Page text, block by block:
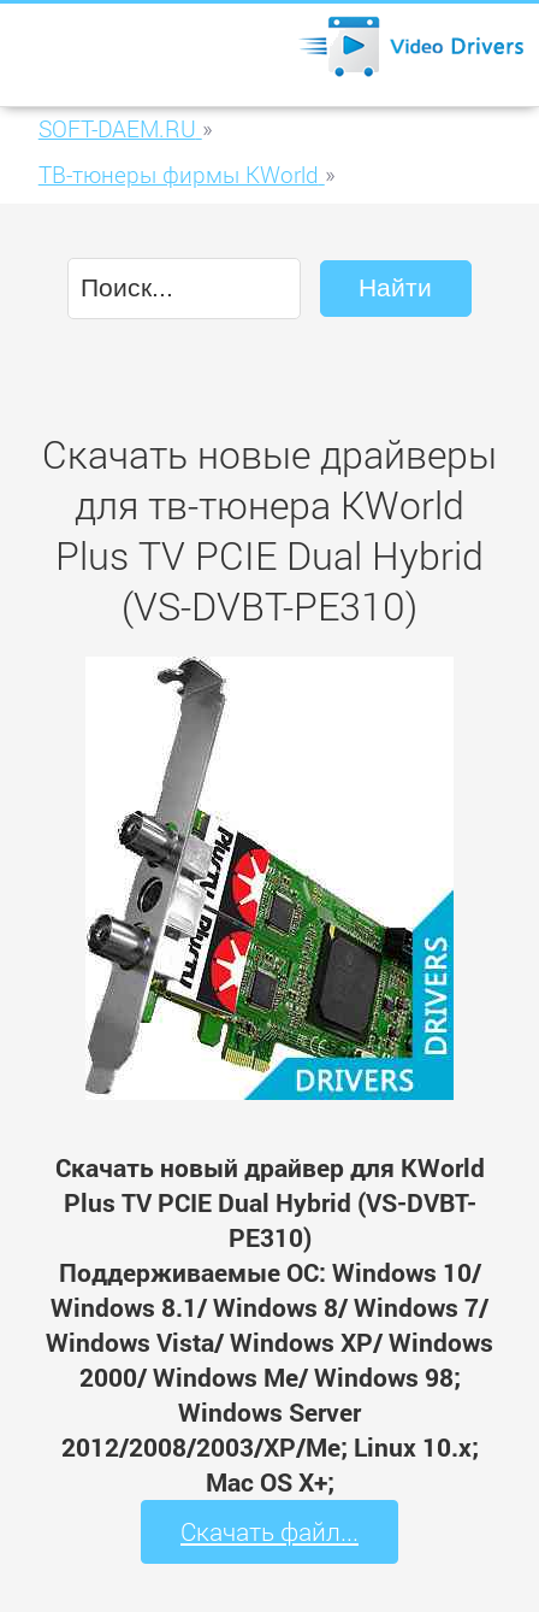
SOFT-DAEM.RU »
ТВ-тюнеры фирмы KWorld »
PE310)
Скачать новые драйверы
для тв-тюнера KWorld
Plus TV PCIE Dual Hybrid
(VS-DVBT-PE310)
Скачать новый драйвер для KWorld
Plus TV PCIE Dual Hybrid (VS-DVBT-
PE310)
Поддерживаемые ОС: Windows 10/
Windows 8.1/ Windows 8/ Windows 7/
Windows Vista/ Windows XP/ Windows
2000/ Windows Me/ Windows 98;
Windows Server
2012/2008/2003/XP/Me; Linux 10.x;
Mac OS X+;
Скачать файл...